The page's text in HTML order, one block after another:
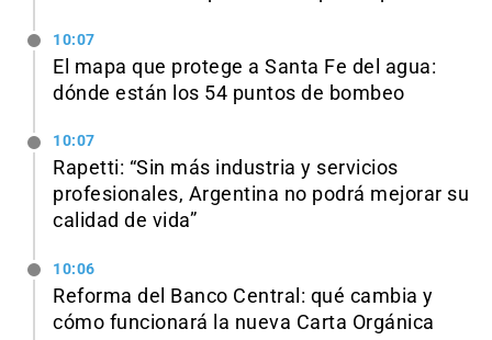
10:07
El mapa que protege a Santa Fe del agua:
dónde están los 54 puntos de bombeo
10:07
Rapetti: “Sin más industria y servicios
profesionales, Argentina no podrá mejorar su
calidad de vida”
10:06
Reforma del Banco Central: qué cambia y
cómo funcionará la nueva Carta Orgánica